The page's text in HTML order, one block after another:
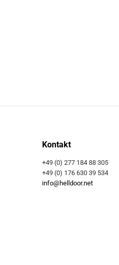
Kontakt
+49 (0) 277 184 88 305
+49 (0) 176 630 39 534
info@helldoor.net